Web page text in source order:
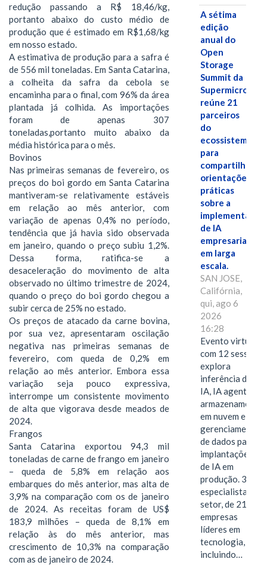
redução passando a R$ 18,46/kg,
portanto abaixo do custo médio de
produção que é estimado em R$1,68/kg
em nosso estado.
A estimativa de produção para a safra é
de 556 mil toneladas. Em Santa Catarina,
a colheita da safra da cebola se
encaminha para o final, com 96% da área
plantada já colhida. As importações
foram de apenas 307
toneladas,portanto muito abaixo da
média histórica para o mês.
Bovinos
Nas primeiras semanas de fevereiro, os
preços do boi gordo em Santa Catarina
mantiveram-se relativamente estáveis
em relação ao mês anterior, com
variação de apenas 0,4% no período,
tendência que já havia sido observada
em janeiro, quando o preço subiu 1,2%.
Dessa forma, ratifica-se a
desaceleração do movimento de alta
observado no último trimestre de 2024,
quando o preço do boi gordo chegou a
subir cerca de 25% no estado.
Os preços de atacado da carne bovina,
por sua vez, apresentaram oscilação
negativa nas primeiras semanas de
fevereiro, com queda de 0,2% em
relação ao mês anterior. Embora essa
variação seja pouco expressiva,
interrompe um consistente movimento
de alta que vigorava desde meados de
2024.
Frangos
Santa Catarina exportou 94,3 mil
toneladas de carne de frango em janeiro
– queda de 5,8% em relação aos
embarques do mês anterior, mas alta de
3,9% na comparação com os de janeiro
de 2024. As receitas foram de US$
183,9 milhões – queda de 8,1% em
relação às do mês anterior, mas
crescimento de 10,3% na comparação
com as de janeiro de 2024.
A sétima
edição
anual do
Open
Storage
Summit da
Supermicro
reúne 21
parceiros
do
ecossistema
para
compartilhar
orientações
práticas
sobre a
implementação
de IA
empresarial
em larga
escala.
SAN JOSE,
Califórnia,
qui, ago 6
2026
16:28
Evento virtual
com 12 sessões
explora
inferência de
IA, IA agentiva,
armazenamento
em nuvem e
gerenciamento
de dados para
implantações
de IA em
produção. 38
especialistas do
setor, de 21
empresas
líderes em
tecnologia,
incluindo…